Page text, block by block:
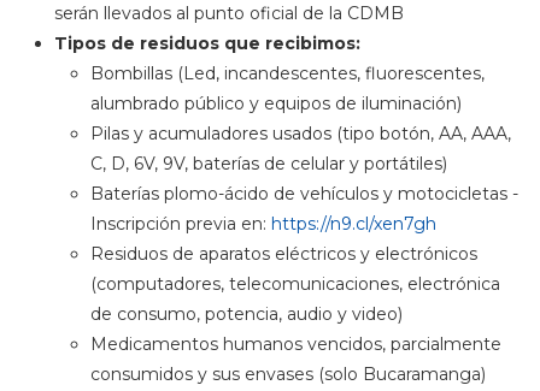
serán llevados al punto oficial de la CDMB
Tipos de residuos que recibimos:
Bombillas (Led, incandescentes, fluorescentes,
alumbrado público y equipos de iluminación)
Pilas y acumuladores usados (tipo botón, AA, AAA,
C, D, 6V, 9V, baterías de celular y portátiles)
Baterías plomo-ácido de vehículos y motocicletas -
Inscripción previa en: https://n9.cl/xen7gh
Residuos de aparatos eléctricos y electrónicos
(computadores, telecomunicaciones, electrónica
de consumo, potencia, audio y video)
Medicamentos humanos vencidos, parcialmente
consumidos y sus envases (solo Bucaramanga)